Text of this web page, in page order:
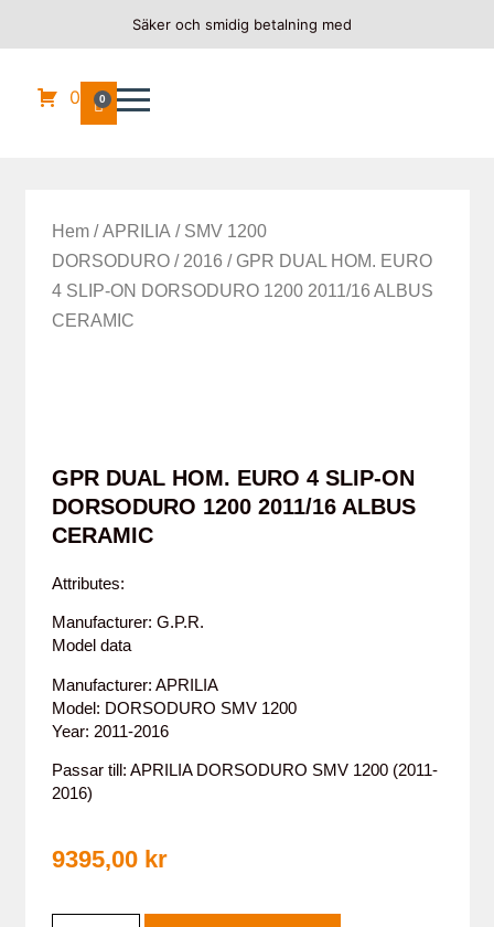
Säker och smidig betalning med
0 0
Hem/APRILIA / SMV 1200
DORSODURO/ 2016 / GPR DUAL HOM. EURO
4 SLIP-ON DORSODURO 1200 2011/16 ALBUS
CERAMIC
GPR DUAL HOM. EURO 4 SLIP-ON
DORSODURO 1200 2011/16 ALBUS
CERAMIC
Attributes:
Manufacturer: G.P.R.
Model data
Manufacturer: APRILIA
Model: DORSODURO SMV 1200
Year: 2011-2016
Passar till: APRILIA DORSODURO SMV 1200 (2011-
2016)
9395,00 kr